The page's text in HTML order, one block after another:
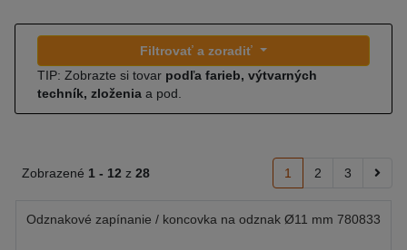
Filtrovať a zoradiť
TIP: Zobrazte si tovar podľa farieb, výtvarných
techník, zloženia a pod.
Zobrazené 1 - 12 z 28 1 2 3
Odznakové zapínanie / koncovka na odznak Ø11 mm 780833